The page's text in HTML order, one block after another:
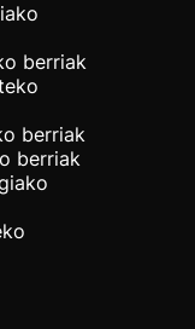
berriak
berriak
berriak